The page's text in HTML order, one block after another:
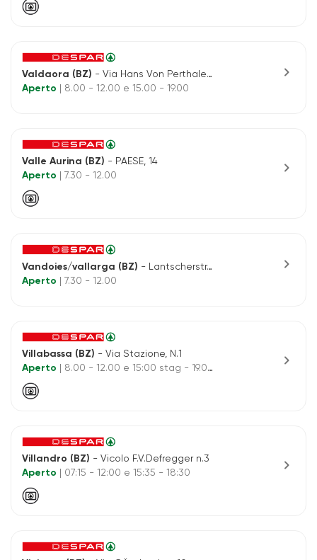
Valdaora (BZ) - Via Hans Von Perthaler, 7/a
Aperto
| 8.00 - 12.00 e 15.00 - 19.00
chevron_right
Valle Aurina (BZ) - PAESE, 14
Aperto
| 7.30 - 12.00 chevron_right
Vandoies/vallarga (BZ) - Lantscherstr., 13
Aperto
| 7.30 - 12.00
chevron_right
Villabassa (BZ) - Via Stazione, N.1
Aperto
| 8.00 - 12.00 e 15:00 stag - 19.00 chevron_right
Villandro (BZ) - Vicolo F.V.Defregger n.3
Aperto
| 07:15 - 12:00 e 15:35 - 18:30 chevron_right